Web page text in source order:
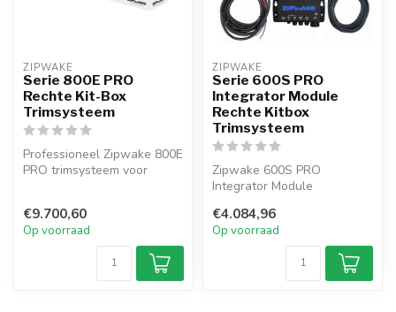
ZIPWAKE
Serie 800E PRO
Rechte Kit-Box
Trimsysteem
Professioneel Zipwake 800E
PRO trimsysteem voor
€9.700,60
Op voorraad
ZIPWAKE
Serie 600S PRO
Integrator Module
Rechte Kitbox
Trimsysteem
Zipwake 600S PRO
Integrator Module
tot 18 m. Dubbele se...
€4.084,96
Op voorraad